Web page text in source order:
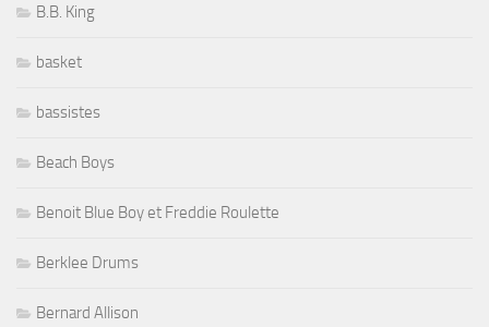
B.B. King
basket
bassistes
Beach Boys
Benoit Blue Boy et Freddie Roulette
Berklee Drums
Bernard Allison